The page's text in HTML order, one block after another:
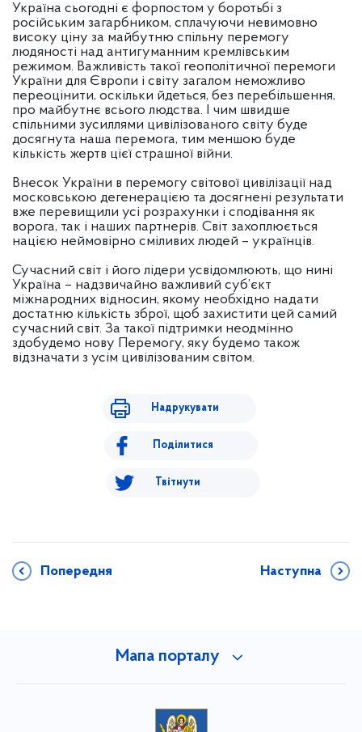
Україна сьогодні є форпостом у боротьбі з
російським загарбником, сплачуючи невимовно
високу ціну за майбутню спільну перемогу
людяності над антигуманним кремлівським
режимом. Важливість такої геополітичної перемоги
України для Європи і світу загалом неможливо
переоцінити, оскільки йдеться, без перебільшення,
про майбутнє всього людства. І чим швидше
спільними зусиллями цивілізованого світу буде
досягнута наша перемога, тим меншою буде
кількість жертв цієї страшної війни.
Внесок України в перемогу світової цивілізації над
московською дегенерацією та досягнені результати
вже перевищили усі розрахунки і сподівання як
ворога, так і наших партнерів. Світ захоплюється
нацією неймовірно сміливих людей – українців.
Сучасний світ і його лідери усвідомлюють, що нині
Україна – надзвичайно важливий суб’єкт
міжнародних відносин, якому необхідно надати
достатню кількість зброї, щоб захистити цей самий
сучасний світ. За такої підтримки неодмінно
здобудемо нову Перемогу, яку будемо також
відзначати з усім цивілізованим світом.
Надрукувати
Поділитися
Твітнути
Попередня Наступна
Мапа порталу